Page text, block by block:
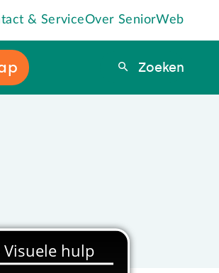
& ServiceOver SeniorWeb
Zoeken
Zoeken